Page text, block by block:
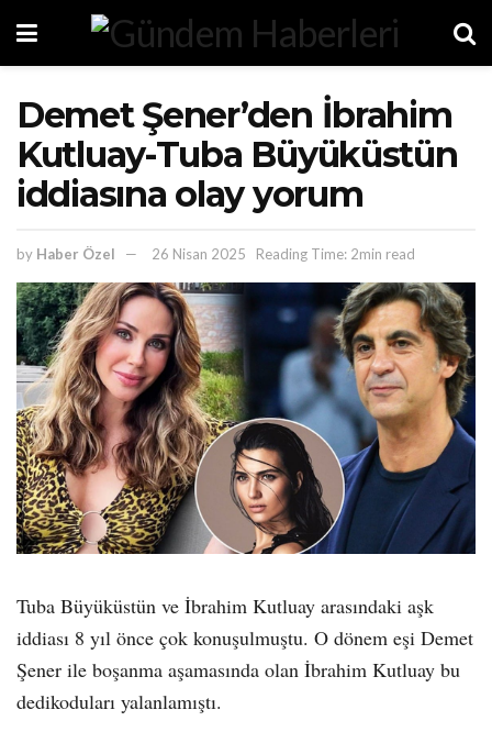
Demet Şener’den İbrahim
Kutluay-Tuba Büyüküstün
iddiasına olay yorum
by Haber Özel 26 Nisan 2025 Reading Time: 2min read
Tuba Büyüküstün ve İbrahim Kutluay arasındaki aşk
iddiası 8 yıl önce çok konuşulmuştu. O dönem eşi Demet
Şener ile boşanma aşamasında olan İbrahim Kutluay bu
dedikoduları yalanlamıştı.